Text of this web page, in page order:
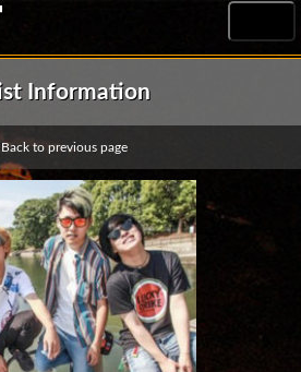
Information
to previous page